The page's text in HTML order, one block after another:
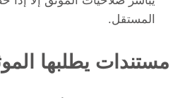
المستقل.
مستندات يطلبها